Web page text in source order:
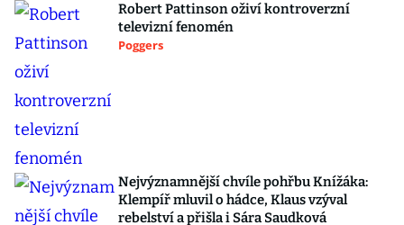
Robert Pattinson oživí kontroverzní
televizní fenomén
Poggers
Nejvýznamnější chvíle pohřbu Knížáka:
Klempíř mluvil o hádce, Klaus vzýval
rebelství a přišla i Sára Saudková